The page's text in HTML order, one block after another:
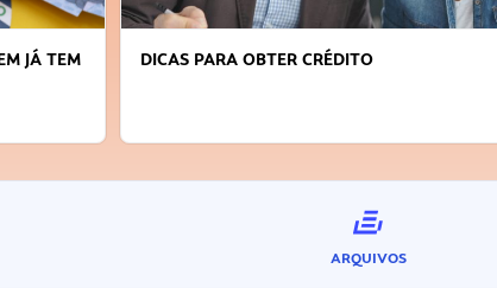
FAÇA A DIFERENÇA: SEJA SUSTENTÁVEL, SEJA
ARQUIVOS